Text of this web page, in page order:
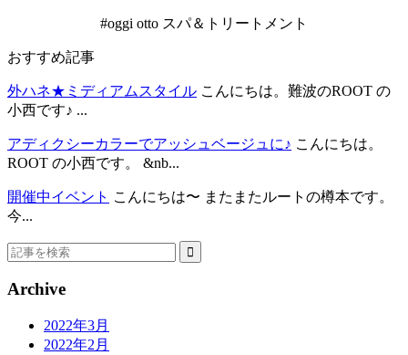
#oggi otto スパ＆トリートメント
おすすめ記事
外ハネ★ミディアムスタイル こんにちは。難波のROOT の
小西です♪ ...
アディクシーカラーでアッシュベージュに♪ こんにちは。
ROOT の小西です。 &nb...
開催中イベント こんにちは〜 またまたルートの樽本です。
今...
Archive
2022年3月
2022年2月